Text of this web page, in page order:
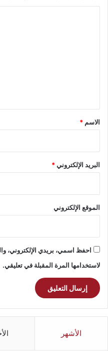
*
الاسم *
البريد الإلكتروني*
الموقع الإلكتروني
احفظ اسمي، بريدي الإلكتروني،
لاستخدامها المرة المقبلة في تعليقي.
الأشهر